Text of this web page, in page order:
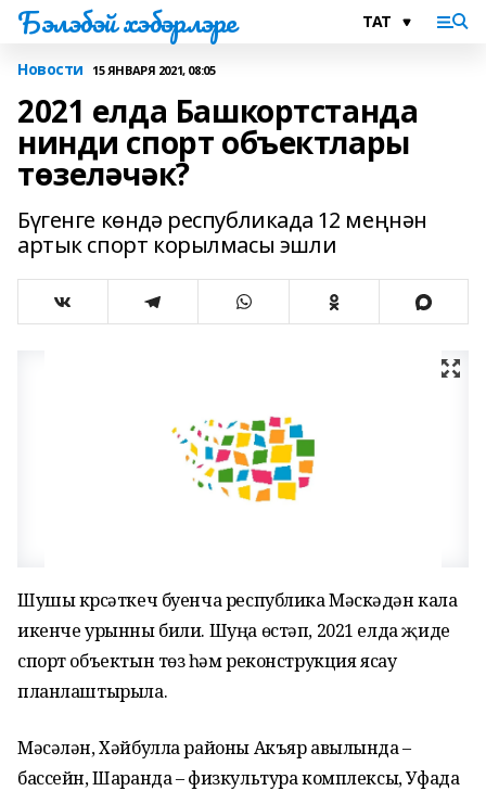
Бэлэбэй хэбэрлэре
Новости 15 ЯНВАРЯ 2021, 08:05
2021 елда Башкортстанда
нинди спорт объектлары
төзеләчәк?
Бүгенге көндә республикада 12 меңнән
артык спорт корылмасы эшли
Шушы күрсәткеч буенча республика Мәскәүдән кала
икенче урынны били. Шуңа өстәп, 2021 елда җиде
спорт объектын төзү һәм реконструкция ясау
планлаштырыла.
Мәсәлән, Хәйбулла районы Акъяр авылында –
бассейн, Шаранда – физкультура комплексы, Уфада